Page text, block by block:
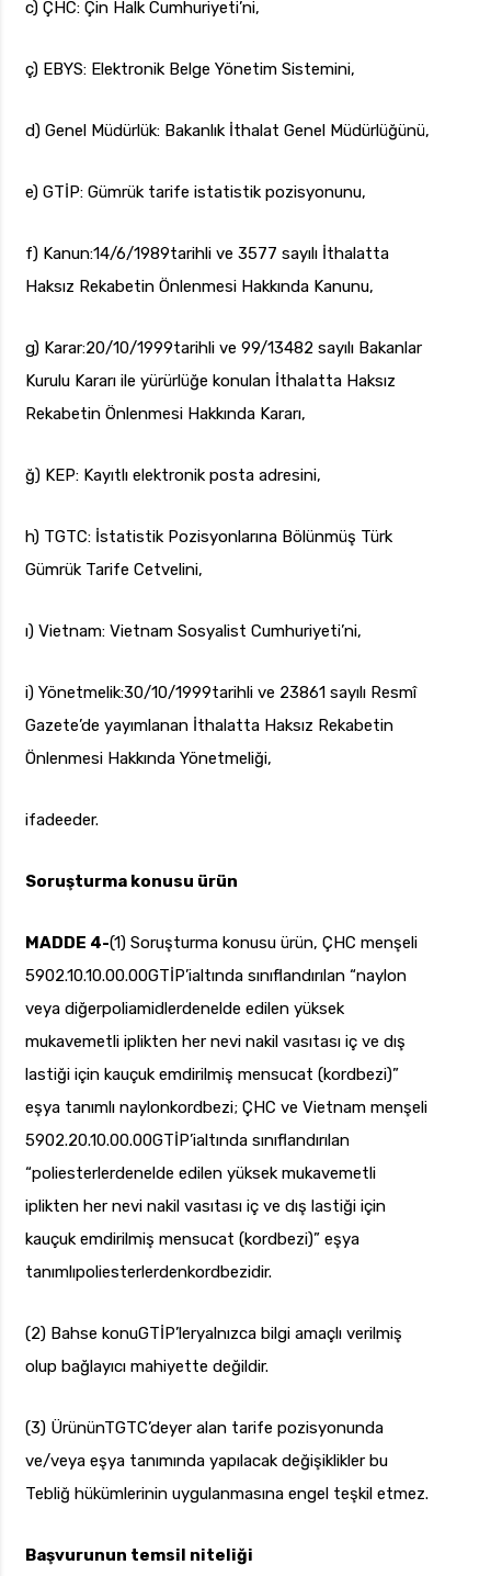
c) ÇHC: Çin Halk Cumhuriyeti’ni,
ç) EBYS: Elektronik Belge Yönetim Sistemini,
d) Genel Müdürlük: Bakanlık İthalat Genel Müdürlüğünü,
e) GTİP: Gümrük tarife istatistik pozisyonunu,
f) Kanun:14/6/1989tarihli ve 3577 sayılı İthalatta
Haksız Rekabetin Önlenmesi Hakkında Kanunu,
g) Karar:20/10/1999tarihli ve 99/13482 sayılı Bakanlar
Kurulu Kararı ile yürürlüğe konulan İthalatta Haksız
Rekabetin Önlenmesi Hakkında Kararı,
ğ) KEP: Kayıtlı elektronik posta adresini,
h) TGTC: İstatistik Pozisyonlarına Bölünmüş Türk
Gümrük Tarife Cetvelini,
ı) Vietnam: Vietnam Sosyalist Cumhuriyeti’ni,
i) Yönetmelik:30/10/1999tarihli ve 23861 sayılı Resmî
Gazete’de yayımlanan İthalatta Haksız Rekabetin
Önlenmesi Hakkında Yönetmeliği,
ifadeeder.
Soruşturma konusu ürün
MADDE 4-(1) Soruşturma konusu ürün, ÇHC menşeli
5902.10.10.00.00GTİP’ialtında sınıflandırılan “naylon
veya diğerpoliamidlerdenelde edilen yüksek
mukavemetli iplikten her nevi nakil vasıtası iç ve dış
lastiği için kauçuk emdirilmiş mensucat (kordbezi)”
eşya tanımlı naylonkordbezi; ÇHC ve Vietnam menşeli
5902.20.10.00.00GTİP’ialtında sınıflandırılan
“poliesterlerdenelde edilen yüksek mukavemetli
iplikten her nevi nakil vasıtası iç ve dış lastiği için
kauçuk emdirilmiş mensucat (kordbezi)” eşya
tanımlıpoliesterlerdenkordbezidir.
(2) Bahse konuGTİP’leryalnızca bilgi amaçlı verilmiş
olup bağlayıcı mahiyette değildir.
(3) ÜrününTGTC’deyer alan tarife pozisyonunda
ve/veya eşya tanımında yapılacak değişiklikler bu
Tebliğ hükümlerinin uygulanmasına engel teşkil etmez.
Başvurunun temsil niteliği